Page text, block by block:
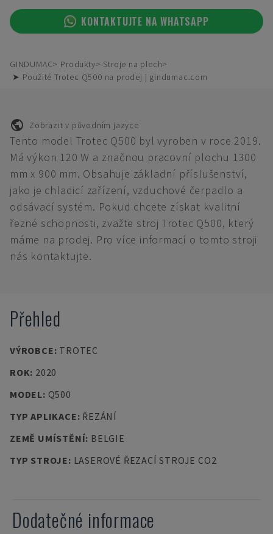
KONTAKTUJTE NA WHATSAPP
GINDUMAC Produkty
Stroje na plech
➤ Použité Trotec Q500 na prodej | gindumac.com
Zobrazit v původním jazyce
Tento model Trotec Q500 byl vyroben v roce 2019.
Má výkon 120 W a značnou pracovní plochu 1300
mm x 900 mm. Obsahuje základní příslušenství,
jako je chladicí zařízení, vzduchové čerpadlo a
odsávací systém. Pokud chcete získat kvalitní
řezné schopnosti, zvažte stroj Trotec Q500, který
máme na prodej. Pro více informací o tomto stroji
nás kontaktujte.
Přehled
VÝROBCE: TROTEC
ROK: 2020
MODEL: Q500
TYP APLIKACE: ŘEZÁNÍ
ZEMĚ UMÍSTĚNÍ: BELGIE
TYP STROJE: LASEROVÉ ŘEZACÍ STROJE CO2
Dodatečné informace